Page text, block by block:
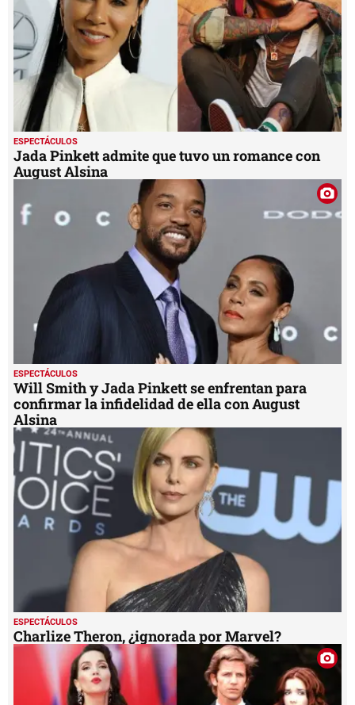
ESPECTÁCULOS
Jada Pinkett admite que tuvo un romance con
August Alsina
ESPECTÁCULOS
Will Smith y Jada Pinkett se enfrentan para
confirmar la infidelidad de ella con August
Alsina
ESPECTÁCULOS
Charlize Theron, ¿ignorada por Marvel?